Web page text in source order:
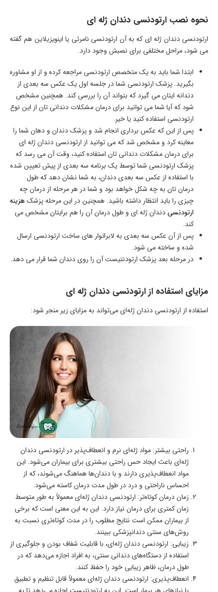
نحوه نصب ارتودنسی دندان ژله ای
ارتودنسی دندان ژله ای که به آن ارتودنسی نامرئی یا اینویزیلاین هم گفته
می شود، مراحل مختلفی برای نصبش وجود دارد.
ابتدا شما باید به یک متخصص ارتودنسی مراجعه کرده و از او مشاوره
بگیرید. پزشک ارتودنسی شما در جلسه اول یک عکس سه بعدی از
دندانه ایتان می گیرد که بتواند آن را بررسی کند. همچنین مشخص
شود که آیا شما می توانید برای درمان مشکلات دندانی تان از این نوع
ارتودنسی استفاده کنید یا خیر.
پس از این که عکس برداری انجام شد و پزشک دندان و دهان شما را
معاینه کرد و مشخص شد که می توانید از ارتودنسی دندان ژله ای
برای درمان مشکلات دندانی تان استفاده کنید، وقت آن می رسد که
پزشک ارتودنسی شما توسط یک برنامه سه بعدی از پیش تعیین شده
با استفاده از عکس سه بعدی دندان، به شما نشان دهد که طول
درمان تان به چه شکل خواهد بود و شما در هر مرحله از درمان چه
چیزی را باید انتظار داشته باشید. همچنین در این مرحله پزشکهزینه
ارتودنسی دندان ژله ای و طول درمان آن را هم برایتان مشخص می
کند.
پس از آن عکس سه بعدی به لابراتوار های ساخت ارتودنسی ارسال
شده و ساخته می شود.
در مرحله بعد پزشک ارتودنتیست آن را روی دندان شما قرار می دهد.
مزایای استفاده از ارتودنسی دندان ژله ای
استفاده از ارتودنسی دندان ژله‌ای می‌تواند به مزایای زیر منجر شود:
راحتی بیشتر: مواد ژله‌ای نرم و انعطاف‌پذیر در ارتودنسی دندان
ژله‌ای باعث ایجاد حس راحتی بیشتری برای بیماران می‌شود. این
مواد انعطاف‌پذیری دارند و با دندان‌ها هماهنگ می‌شوند، که از
احساس ناراحتی و درد در طول مدت درمان کاسته می‌شود.
زمان درمان کوتاه‌تر: ارتودنسی دندان ژله‌ای معمولاً به طور متوسط
زمان کمتری برای درمان نیاز دارد. این به این معنی است که برخی
از بیماران ممکن است نتایج مطلوب را در مدت کوتاه‌تری نسبت به
روش‌های سنتی دندانپزشکی ببینند.
زیبایی: ارتودنسی دندان ژله‌ای، با قابلیت شفاف بودن و جلوگیری از
استفاده از دستگاه‌های دندانی سنتی، به افراد اجازه می‌دهد که در
طول درمان، ظاهر زیبایی خود را حفظ کنند.
انعطاف‌پذیری: ارتودنسی دندان ژله‌ای معمولاً قابل تنظیم و تطبیق